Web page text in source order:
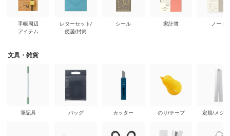
手帳周辺
アイテム
レターセット/
便箋/封筒
シール 家計簿 ノート
文具・雑貨
筆記具 バッグ カッター のり/テープ 定規/メジ